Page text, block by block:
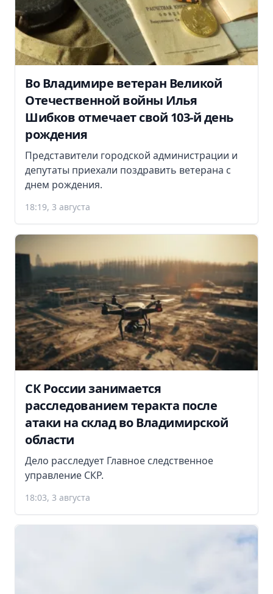
Во Владимире ветеран Великой
Отечественной войны Илья
Шибков отмечает свой 103-й день
рождения
Представители городской администрации и
депутаты приехали поздравить ветерана с
днем рождения.
18:19, 3 августа
СК России занимается
расследованием теракта после
атаки на склад во Владимирской
области
Дело расследует Главное следственное
управление СКР.
18:03, 3 августа